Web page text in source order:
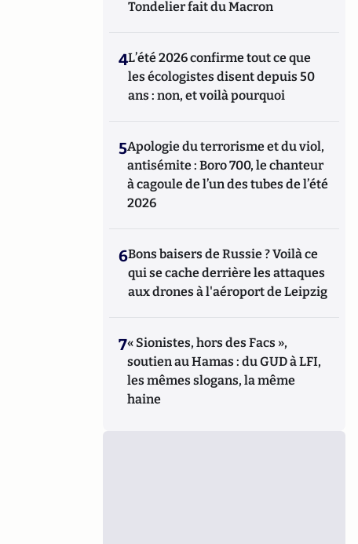
Tondelier fait du Macron
4L’été 2026 confirme tout ce que
les écologistes disent depuis 50
ans : non, et voilà pourquoi
5Apologie du terrorisme et du viol,
antisémite : Boro 700, le chanteur
à cagoule de l’un des tubes de l’été
2026
6Bons baisers de Russie ? Voilà ce
qui se cache derrière les attaques
aux drones à l'aéroport de Leipzig
7« Sionistes, hors des Facs »,
soutien au Hamas : du GUD à LFI,
les mêmes slogans, la même
haine